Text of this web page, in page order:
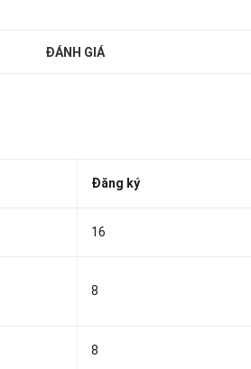
ĐÁNH GIÁ
Đăng ký
16
8
8